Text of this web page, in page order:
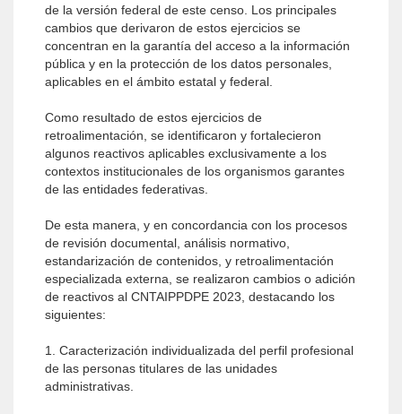
de la versión federal de este censo. Los principales
cambios que derivaron de estos ejercicios se
concentran en la garantía del acceso a la información
pública y en la protección de los datos personales,
aplicables en el ámbito estatal y federal.
Como resultado de estos ejercicios de
retroalimentación, se identificaron y fortalecieron
algunos reactivos aplicables exclusivamente a los
contextos institucionales de los organismos garantes
de las entidades federativas.
De esta manera, y en concordancia con los procesos
de revisión documental, análisis normativo,
estandarización de contenidos, y retroalimentación
especializada externa, se realizaron cambios o adición
de reactivos al CNTAIPPDPE 2023, destacando los
siguientes:
1. Caracterización individualizada del perfil profesional
de las personas titulares de las unidades
administrativas.